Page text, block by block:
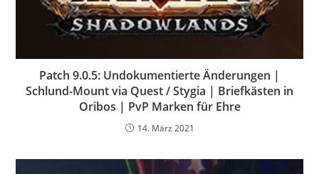
Patch 9.0.5: Undokumentierte Änderungen |
Schlund-Mount via Quest / Stygia | Briefkästen in
Oribos | PvP Marken für Ehre
14. März 2021